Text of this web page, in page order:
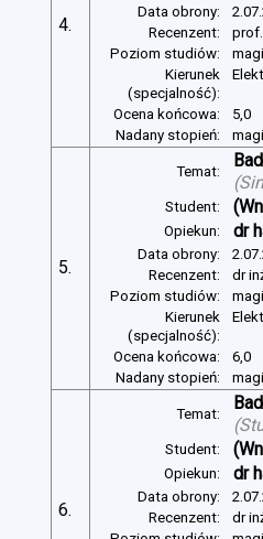
4.
Data obrony:
Recenzent:
Poziom studiów:
Kierunek
(specjalność):
Ocena końcowa:
5,0
Nadany stopień:
5.
Temat:
(
Student:
Opiekun: dr
Data obrony:
Recenzent:
dr
Poziom studiów:
Kierunek
(specjalność):
Ocena końcowa:
6,0
Nadany stopień:
6.
Temat:
(
Student:
Opiekun: dr
Data obrony:
Recenzent:
dr